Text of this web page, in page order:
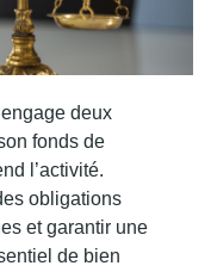
engage deux
fonds de
l’activité.
obligations
et garantir une
de bien